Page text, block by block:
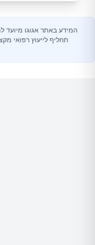
המידע באתר אגוגו מיועד
תחליף לייעוץ רפואי